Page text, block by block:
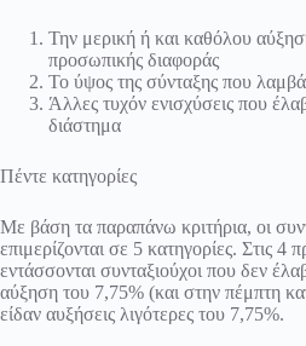
Την μερική ή και καθόλου
προσωπικής διαφοράς
Το ύψος της σύνταξης που
Άλλες τυχόν ενισχύσεις που
διάστημα
Πέντε κατηγορίες
Με βάση τα παραπάνω κριτήρια, οι
επιμερίζονται σε 5 κατηγορίες. Στις 4
εντάσσονται συνταξιούχοι που δεν
αύξηση του 7,75% (και στην πέμπτη
είδαν αυξήσεις λιγότερες του 7,75%.